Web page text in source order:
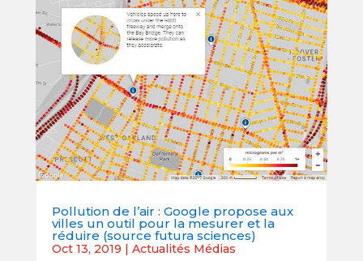
Pollution de l’air : Google propose aux
villes un outil pour la mesurer et la
réduire (source futura sciences)
Oct 13, 2019
Actualités Médias